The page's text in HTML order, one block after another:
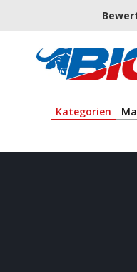
Zum Menü springen
Fußzeile springen
Barrierefreiheits-
Batterie-
Industrie-
Kategorien